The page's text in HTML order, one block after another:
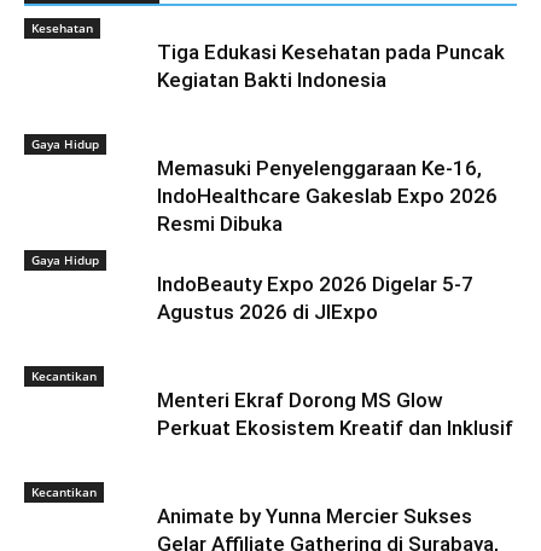
Kesehatan
Tiga Edukasi Kesehatan pada Puncak
Kegiatan Bakti Indonesia
Gaya Hidup
Memasuki Penyelenggaraan Ke-16,
IndoHealthcare Gakeslab Expo 2026
Resmi Dibuka
Gaya Hidup
IndoBeauty Expo 2026 Digelar 5-7
Agustus 2026 di JIExpo
Kecantikan
Menteri Ekraf Dorong MS Glow
Perkuat Ekosistem Kreatif dan Inklusif
Kecantikan
Animate by Yunna Mercier Sukses
Gelar Affiliate Gathering di Surabaya,